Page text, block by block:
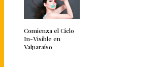
Comienza el Ciclo
In-Visible en
Valparaíso